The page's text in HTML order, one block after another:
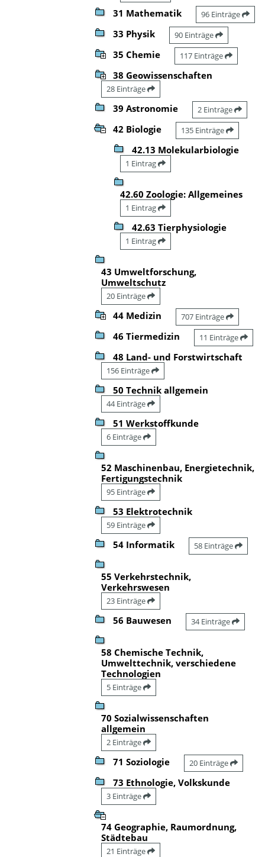
31 Mathematik 96 Einträge
33 Physik 90 Einträge
35 Chemie 117 Einträge
38 Geowissenschaften
28 Einträge
39 Astronomie 2 Einträge
42 Biologie 135 Einträge
42.13 Molekularbiologie
1 Eintrag
42.60 Zoologie: Allgemeines
1 Eintrag
42.63 Tierphysiologie
1 Eintrag
43 Umweltforschung,
Umweltschutz
20 Einträge
44 Medizin 707 Einträge
46 Tiermedizin 11 Einträge
48 Land- und Forstwirtschaft
156 Einträge
50 Technik allgemein
44 Einträge
51 Werkstoffkunde
6 Einträge
52 Maschinenbau, Energietechnik,
Fertigungstechnik
95 Einträge
53 Elektrotechnik
59 Einträge
54 Informatik 58 Einträge
55 Verkehrstechnik,
Verkehrswesen
23 Einträge
56 Bauwesen 34 Einträge
58 Chemische Technik,
Umwelttechnik, verschiedene
Technologien
5 Einträge
70 Sozialwissenschaften
allgemein
2 Einträge
71 Soziologie 20 Einträge
73 Ethnologie, Volkskunde
3 Einträge
74 Geographie, Raumordnung,
Städtebau
21 Einträge